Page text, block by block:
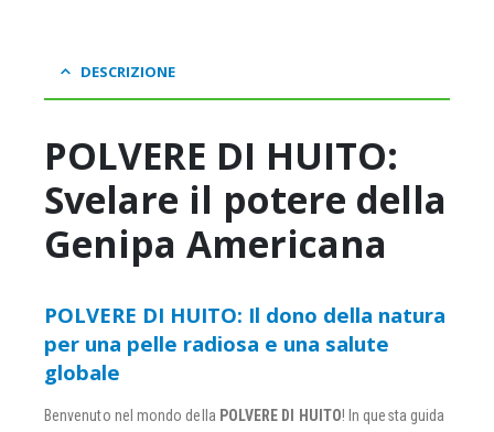
DESCRIZIONE
POLVERE DI HUITO:
Svelare il potere della
Genipa Americana
POLVERE DI HUITO: Il dono della natura
per una pelle radiosa e una salute
globale
Benvenuto nel mondo della POLVERE DI HUITO! In questa guida